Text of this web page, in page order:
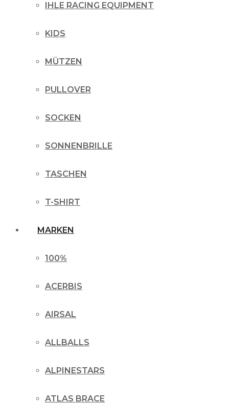
IHLE RACING EQUIPMENT
KIDS
MÜTZEN
PULLOVER
SOCKEN
SONNENBRILLE
TASCHEN
T-SHIRT
MARKEN
100%
ACERBIS
AIRSAL
ALLBALLS
ALPINESTARS
ATLAS BRACE